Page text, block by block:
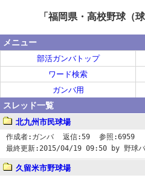
「福岡県・高校野球（
メニュー
部活ガンバトップ
ワード検索
ガンバ用
スレッド一覧
北九州市民球場
作成者: ガンバ 返信:59 参照:6959
最終更新: 2015/04/19 09:50 by 野球
久留米市野球場